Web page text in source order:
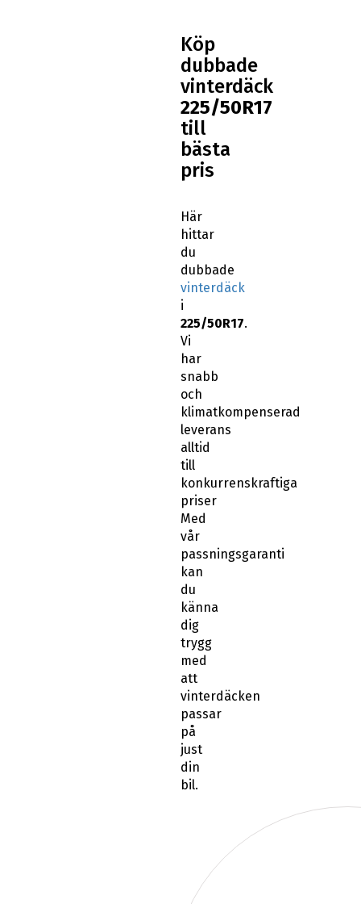
Köp
dubbade
vinterdäck
225/50R17
till
bästa
pris
Här
hittar
du
dubbade
vinterdäck
i
225/50R17.
Vi
har
snabb
och
klimatkompenserad
leverans
alltid
till
konkurrenskraftiga
priser
Med
vår
passningsgaranti
kan
du
känna
dig
trygg
med
att
vinterdäcken
passar
på
just
din
bil.